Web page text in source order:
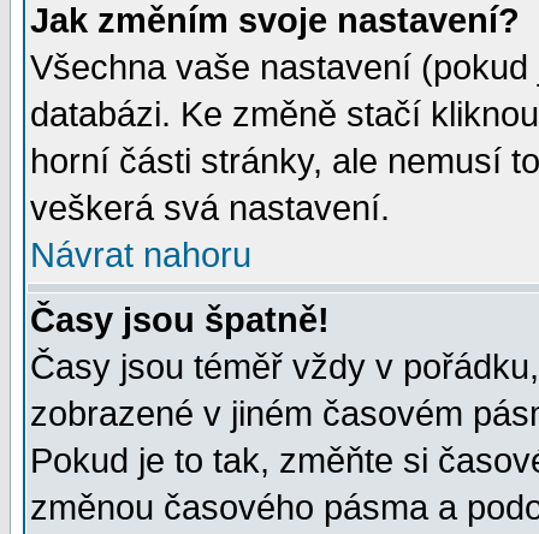
Jak změním svoje nastavení?
Všechna vaše nastavení
databázi. Ke změně stačí
horní části stránky, ale nemusí
veškerá svá nastavení.
Návrat nahoru
Časy jsou špatně!
Časy jsou téměř vždy v
zobrazené v jiném časovém
Pokud je to tak, změňte si
změnou časového pásma a